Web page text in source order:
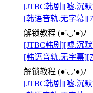
[JTBC韩剧][嘘.沉
[韩语音轨.无字幕
解锁教程 (●'◡'●)ﾉ
[JTBC韩剧][嘘.沉
[韩语音轨.无字幕
解锁教程 (●'◡'●)ﾉ
[JTBC韩剧][嘘.沉